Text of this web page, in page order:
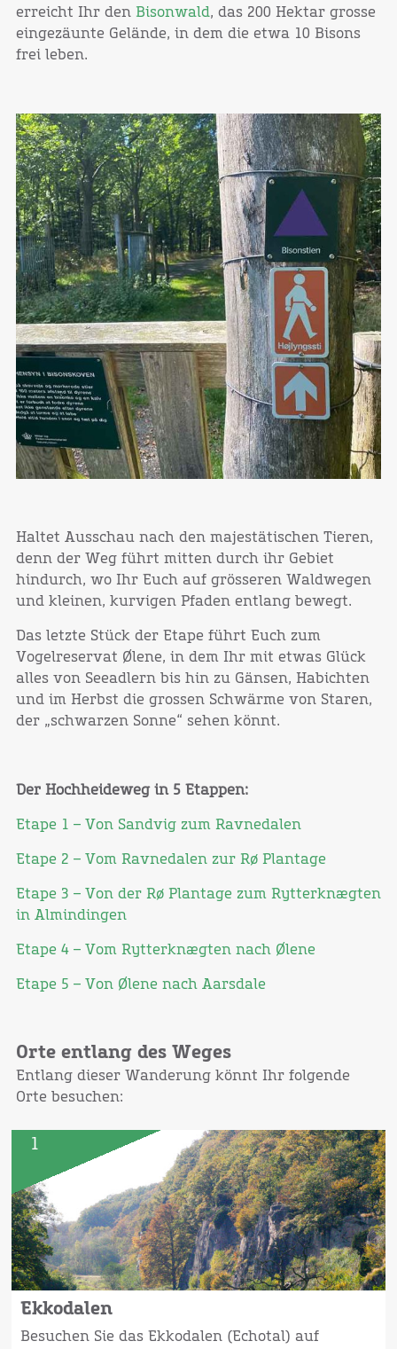
erreicht Ihr den Bisonwald, das 200 Hektar grosse
eingezäunte Gelände, in dem die etwa 10 Bisons
frei leben.
Haltet Ausschau nach den majestätischen Tieren,
denn der Weg führt mitten durch ihr Gebiet
hindurch, wo Ihr Euch auf grösseren Waldwegen
und kleinen, kurvigen Pfaden entlang bewegt.
Das letzte Stück der Etape führt Euch zum
Vogelreservat Ølene, in dem Ihr mit etwas Glück
alles von Seeadlern bis hin zu Gänsen, Habichten
und im Herbst die grossen Schwärme von Staren,
der „schwarzen Sonne“ sehen könnt.
Der Hochheideweg in 5 Etappen:
Etape 1 – Von Sandvig zum Ravnedalen
Etape 2 – Vom Ravnedalen zur Rø Plantage
Etape 3 – Von der Rø Plantage zum Rytterknægten
in Almindingen
Etape 4 – Vom Rytterknægten nach Ølene
Etape 5 – Von Ølene nach Aarsdale
Orte entlang des Weges
Entlang dieser Wanderung könnt Ihr folgende
Orte besuchen:
1
Ekkodalen
Besuchen Sie das Ekkodalen (Echotal) auf